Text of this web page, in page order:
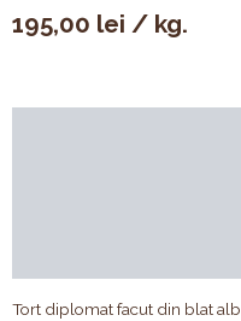
195,00 lei / kg.
Tort diplomat facut din blat